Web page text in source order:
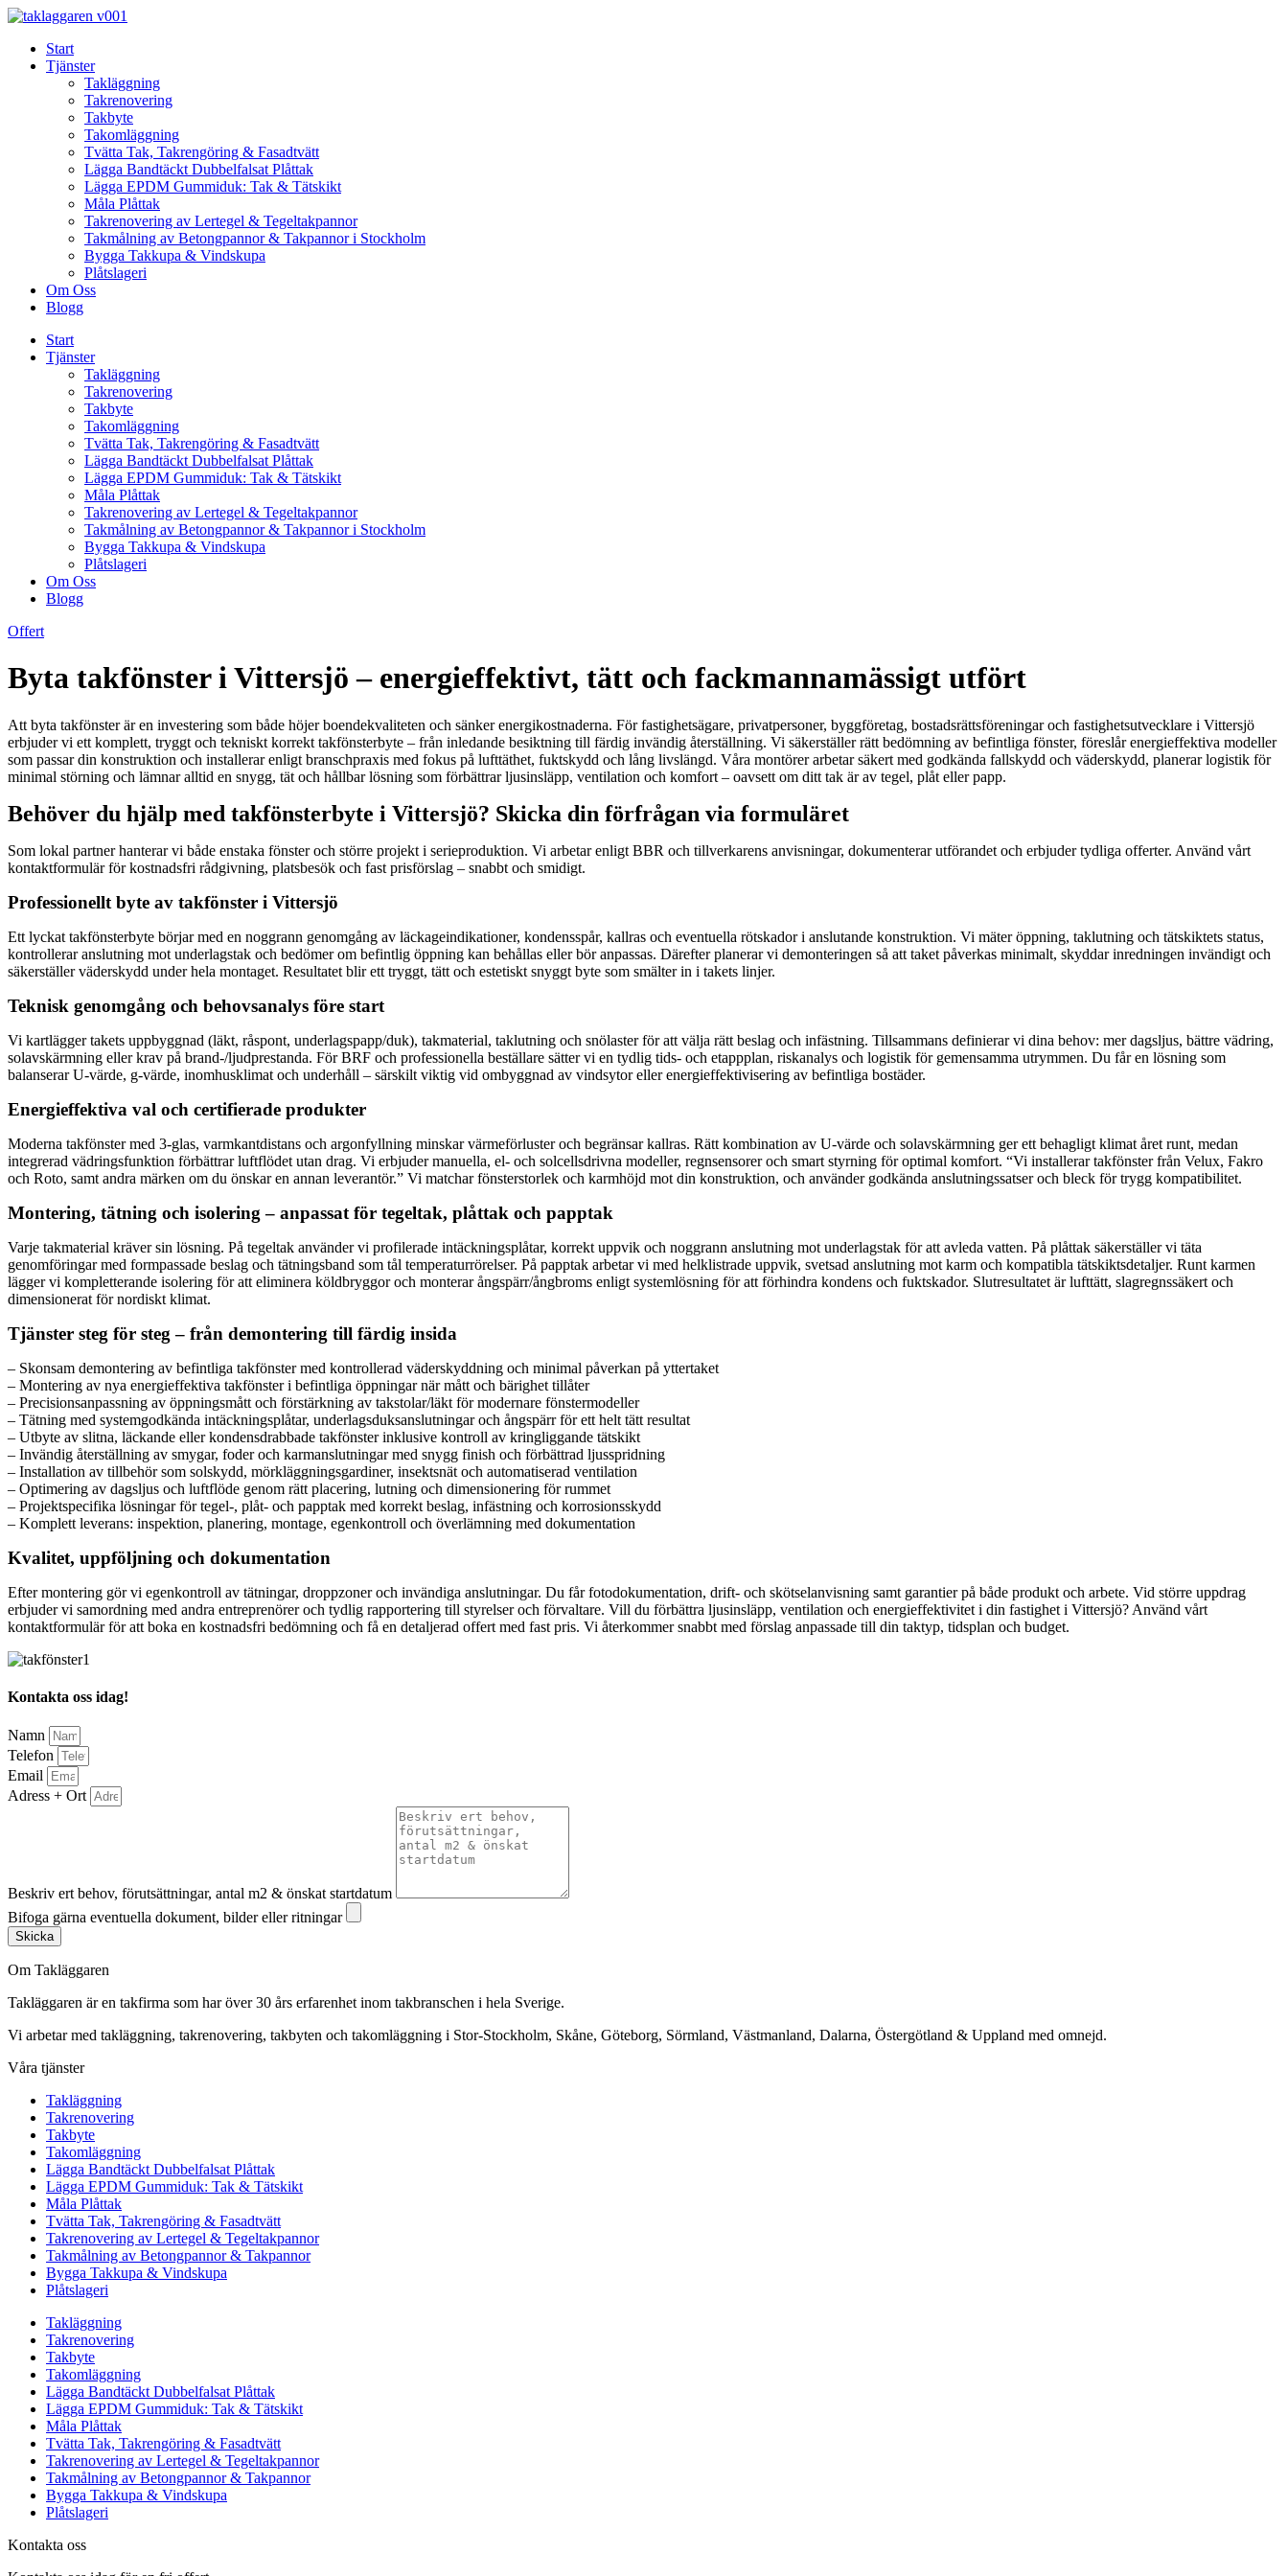
Skip
contentStart
Tjänster
Takläggning
Takrenovering
Takbyte
Takomläggning
Tvätta Tak, Takrengöring & Fasadtvätt
Lägga Bandtäckt Dubbelfalsat Plåttak
Lägga EPDM Gummiduk: Tak & Tätskikt
Måla Plåttak
Takrenovering av Lertegel & Tegeltakpannor
Takmålning av Betongpannor & Takpannor i Stockholm
Bygga Takkupa & Vindskupa
Plåtslageri
Om Oss
Blogg
Start
Tjänster
Takläggning
Takrenovering
Takbyte
Takomläggning
Tvätta Tak, Takrengöring & Fasadtvätt
Lägga Bandtäckt Dubbelfalsat Plåttak
Lägga EPDM Gummiduk: Tak & Tätskikt
Måla Plåttak
Takrenovering av Lertegel & Tegeltakpannor
Takmålning av Betongpannor & Takpannor i Stockholm
Bygga Takkupa & Vindskupa
Plåtslageri
Om Oss
Blogg
Offert
Byta takfönster i Vittersjö – energieffektivt, tätt och fackmannamässigt utfört
Att byta takfönster är en investering som både höjer boendekvaliteten och sänker energikostnaderna. För fastighetsägare, privatpersoner, byggföretag, bostadsrättsföreningar och fastighetsutvecklare i Vittersjö
erbjuder vi ett komplett, tryggt och tekniskt korrekt takfönsterbyte – från inledande besiktning till färdig invändig återställning. Vi säkerställer rätt bedömning av befintliga fönster, föreslår energieffektiva modeller
som passar din konstruktion och installerar enligt branschpraxis med fokus på lufttäthet, fuktskydd och lång livslängd. Våra montörer arbetar säkert med godkända fallskydd och väderskydd, planerar logistik för
minimal störning och lämnar alltid en snygg, tät och hållbar lösning som förbättrar ljusinsläpp, ventilation och komfort – oavsett om ditt tak är av tegel, plåt eller papp.
Behöver du hjälp med takfönsterbyte i Vittersjö? Skicka din förfrågan via formuläret
Som lokal partner hanterar vi både enstaka fönster och större projekt i serieproduktion. Vi arbetar enligt BBR och tillverkarens anvisningar, dokumenterar utförandet och erbjuder tydliga offerter. Använd vårt
kontaktformulär för kostnadsfri rådgivning, platsbesök och fast prisförslag – snabbt och smidigt.
Professionellt byte av takfönster i Vittersjö
Ett lyckat takfönsterbyte börjar med en noggrann genomgång av läckageindikationer, kondensspår, kallras och eventuella rötskador i anslutande konstruktion. Vi mäter öppning, taklutning och tätskiktets status,
kontrollerar anslutning mot underlagstak och bedömer om befintlig öppning kan behållas eller bör anpassas. Därefter planerar vi demonteringen så att taket påverkas minimalt, skyddar inredningen invändigt och
säkerställer väderskydd under hela montaget. Resultatet blir ett tryggt, tätt och estetiskt snyggt byte som smälter in i takets linjer.
Teknisk genomgång och behovsanalys före start
Vi kartlägger takets uppbyggnad (läkt, råspont, underlagspapp/duk), takmaterial, taklutning och snölaster för att välja rätt beslag och infästning. Tillsammans definierar vi dina behov: mer dagsljus, bättre vädring,
solavskärmning eller krav på brand-/ljudprestanda. För BRF och professionella beställare sätter vi en tydlig tids- och etappplan, riskanalys och logistik för gemensamma utrymmen. Du får en lösning som
balanserar U-värde, g-värde, inomhusklimat och underhåll – särskilt viktig vid ombyggnad av vindsytor eller energieffektivisering av befintliga bostäder.
Energieffektiva val och certifierade produkter
Moderna takfönster med 3-glas, varmkantdistans och argonfyllning minskar värmeförluster och begränsar kallras. Rätt kombination av U-värde och solavskärmning ger ett behagligt klimat året runt, medan
integrerad vädringsfunktion förbättrar luftflödet utan drag. Vi erbjuder manuella, el- och solcellsdrivna modeller, regnsensorer och smart styrning för optimal komfort. “Vi installerar takfönster från Velux, Fakro
och Roto, samt andra märken om du önskar en annan leverantör.” Vi matchar fönsterstorlek och karmhöjd mot din konstruktion, och använder godkända anslutningssatser och bleck för trygg kompatibilitet.
Montering, tätning och isolering – anpassat för tegeltak, plåttak och papptak
Varje takmaterial kräver sin lösning. På tegeltak använder vi profilerade intäckningsplåtar, korrekt uppvik och noggrann anslutning mot underlagstak för att avleda vatten. På plåttak säkerställer vi täta
genomföringar med formpassade beslag och tätningsband som tål temperaturrörelser. På papptak arbetar vi med helklistrade uppvik, svetsad anslutning mot karm och kompatibla tätskiktsdetaljer. Runt karmen
lägger vi kompletterande isolering för att eliminera köldbryggor och monterar ångspärr/ångbroms enligt systemlösning för att förhindra kondens och fuktskador. Slutresultatet är lufttätt, slagregnssäkert och
dimensionerat för nordiskt klimat.
Tjänster steg för steg – från demontering till färdig insida
– Skonsam demontering av befintliga takfönster med kontrollerad väderskyddning och minimal påverkan på yttertaket
– Montering av nya energieffektiva takfönster i befintliga öppningar när mått och bärighet tillåter
– Precisionsanpassning av öppningsmått och förstärkning av takstolar/läkt för modernare fönstermodeller
– Tätning med systemgodkända intäckningsplåtar, underlagsduksanslutningar och ångspärr för ett helt tätt resultat
– Utbyte av slitna, läckande eller kondensdrabbade takfönster inklusive kontroll av kringliggande tätskikt
– Invändig återställning av smygar, foder och karmanslutningar med snygg finish och förbättrad ljusspridning
– Installation av tillbehör som solskydd, mörkläggningsgardiner, insektsnät och automatiserad ventilation
– Optimering av dagsljus och luftflöde genom rätt placering, lutning och dimensionering för rummet
– Projektspecifika lösningar för tegel-, plåt- och papptak med korrekt beslag, infästning och korrosionsskydd
– Komplett leverans: inspektion, planering, montage, egenkontroll och överlämning med dokumentation
Kvalitet, uppföljning och dokumentation
Efter montering gör vi egenkontroll av tätningar, droppzoner och invändiga anslutningar. Du får fotodokumentation, drift- och skötselanvisning samt garantier på både produkt och arbete. Vid större uppdrag
erbjuder vi samordning med andra entreprenörer och tydlig rapportering till styrelser och förvaltare. Vill du förbättra ljusinsläpp, ventilation och energieffektivitet i din fastighet i Vittersjö? Använd vårt
kontaktformulär för att boka en kostnadsfri bedömning och få en detaljerad offert med fast pris. Vi återkommer snabbt med förslag anpassade till din taktyp, tidsplan och budget.
Kontakta oss idag!
Namn
Telefon
Email
Adress + Ort
Beskriv ert behov, förutsättningar, antal m2 & önskat startdatum
Bifoga gärna eventuella dokument, bilder eller ritningar
Skicka
Om Takläggaren
Takläggaren är en takfirma som har över 30 års erfarenhet inom takbranschen i hela Sverige.
Vi arbetar med takläggning, takrenovering, takbyten och takomläggning i Stor-Stockholm, Skåne, Göteborg, Sörmland, Västmanland, Dalarna, Östergötland & Uppland med omnejd.
Våra tjänster
Takläggning
Takrenovering
Takbyte
Takomläggning
Lägga Bandtäckt Dubbelfalsat Plåttak
Lägga EPDM Gummiduk: Tak & Tätskikt
Måla Plåttak
Tvätta Tak, Takrengöring & Fasadtvätt
Takrenovering av Lertegel & Tegeltakpannor
Takmålning av Betongpannor & Takpannor
Bygga Takkupa & Vindskupa
Plåtslageri
Takläggning
Takrenovering
Takbyte
Takomläggning
Lägga Bandtäckt Dubbelfalsat Plåttak
Lägga EPDM Gummiduk: Tak & Tätskikt
Måla Plåttak
Tvätta Tak, Takrengöring & Fasadtvätt
Takrenovering av Lertegel & Tegeltakpannor
Takmålning av Betongpannor & Takpannor
Bygga Takkupa & Vindskupa
Plåtslageri
Kontakta oss